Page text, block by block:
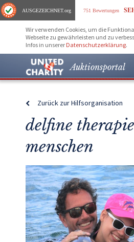
AUSGEZEICHNET.org 751 Bewertungen
Wir verwenden Cookies, um die
Webseite zu gewährleisten und zu
Infos in unserer Datenschutzerklärung.
Auktionsportal
Zurück zur Hilfsorganisation
delfine
menschen